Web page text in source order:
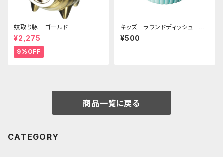
蚊取り豚 ゴールド
¥2,275
9%OFF
キッズ ラウンドディッシュ 超
特急エメラルド
¥500
商品一覧に戻る
CATEGORY